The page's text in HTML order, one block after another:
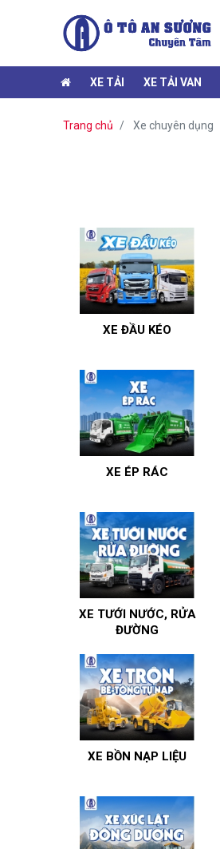
XE TẢI XE TẢI VAN
Trang chủ Xe chuyên dụng
XE ĐẦU KÉO
XE ÉP RÁC
XE TƯỚI NƯỚC, RỬA
ĐƯỜNG
XE BỒN NẠP LIỆU